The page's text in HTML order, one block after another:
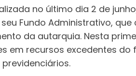
no último dia 2 de
Fundo Administrativo,
da autarquia. Nesta
em recursos excedentes